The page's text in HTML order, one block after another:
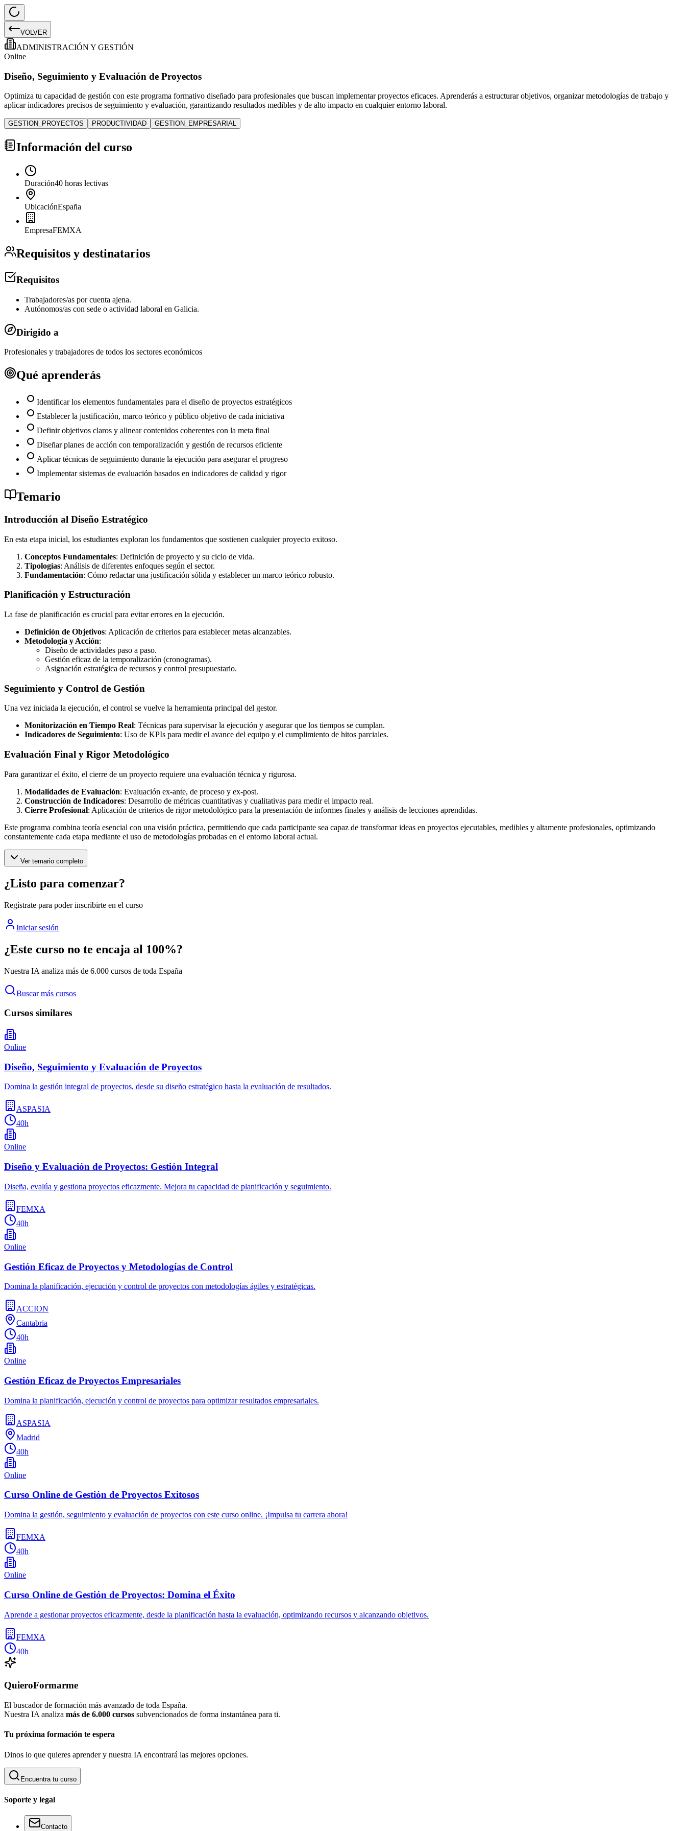
VOLVER
ADMINISTRACIÓN Y GESTIÓN
Online
Diseño, Seguimiento y Evaluación de Proyectos
Optimiza tu capacidad de gestión con este programa formativo diseñado para profesionales que buscan implementar proyectos eficaces. Aprenderás a estructurar objetivos, organizar metodologías de trabajo y
aplicar indicadores precisos de seguimiento y evaluación, garantizando resultados medibles y de alto impacto en cualquier entorno laboral.
GESTION_PROYECTOS PRODUCTIVIDAD GESTION_EMPRESARIAL
Información del curso
Duración40 horas lectivas
UbicaciónEspaña
EmpresaFEMXA
Requisitos y destinatarios
Requisitos
Trabajadores/as por cuenta ajena.
Autónomos/as con sede o actividad laboral en Galicia.
Dirigido a
Profesionales y trabajadores de todos los sectores económicos
Qué aprenderás
Identificar los elementos fundamentales para el diseño de proyectos estratégicos
Establecer la justificación, marco teórico y público objetivo de cada iniciativa
Definir objetivos claros y alinear contenidos coherentes con la meta final
Diseñar planes de acción con temporalización y gestión de recursos eficiente
Aplicar técnicas de seguimiento durante la ejecución para asegurar el progreso
Implementar sistemas de evaluación basados en indicadores de calidad y rigor
Temario
Introducción al Diseño Estratégico
En esta etapa inicial, los estudiantes exploran los fundamentos que sostienen cualquier proyecto exitoso.
Conceptos Fundamentales: Definición de proyecto y su ciclo de vida.
Tipologías: Análisis de diferentes enfoques según el sector.
Fundamentación: Cómo redactar una justificación sólida y establecer un marco teórico robusto.
Planificación y Estructuración
La fase de planificación es crucial para evitar errores en la ejecución.
Definición de Objetivos: Aplicación de criterios para establecer metas alcanzables.
Metodología y Acción:
Diseño de actividades paso a paso.
Gestión eficaz de la temporalización (cronogramas).
Asignación estratégica de recursos y control presupuestario.
Seguimiento y Control de Gestión
Una vez iniciada la ejecución, el control se vuelve la herramienta principal del gestor.
Monitorización en Tiempo Real: Técnicas para supervisar la ejecución y asegurar que los tiempos se cumplan.
Indicadores de Seguimiento: Uso de KPIs para medir el avance del equipo y el cumplimiento de hitos parciales.
Evaluación Final y Rigor Metodológico
Para garantizar el éxito, el cierre de un proyecto requiere una evaluación técnica y rigurosa.
Modalidades de Evaluación: Evaluación ex-ante, de proceso y ex-post.
Construcción de Indicadores: Desarrollo de métricas cuantitativas y cualitativas para medir el impacto real.
Cierre Profesional: Aplicación de criterios de rigor metodológico para la presentación de informes finales y análisis de lecciones aprendidas.
Este programa combina teoría esencial con una visión práctica, permitiendo que cada participante sea capaz de transformar ideas en proyectos ejecutables, medibles y altamente profesionales, optimizando
constantemente cada etapa mediante el uso de metodologías probadas en el entorno laboral actual.
Ver temario completo
¿Listo para comenzar?
Regístrate para poder inscribirte en el curso
Iniciar sesión
¿Este curso no te encaja al 100%?
Nuestra IA analiza más de 6.000 cursos de toda España
Buscar más cursos
Cursos similares
Online
Diseño, Seguimiento y Evaluación de Proyectos
Domina la gestión integral de proyectos, desde su diseño estratégico hasta la evaluación de resultados.
ASPASIA
40h
Online
Diseño y Evaluación de Proyectos: Gestión Integral
Diseña, evalúa y gestiona proyectos eficazmente. Mejora tu capacidad de planificación y seguimiento.
FEMXA
40h
Online
Gestión Eficaz de Proyectos y Metodologías de Control
Domina la planificación, ejecución y control de proyectos con metodologías ágiles y estratégicas.
ACCION
Cantabria
40h
Online
Gestión Eficaz de Proyectos Empresariales
Domina la planificación, ejecución y control de proyectos para optimizar resultados empresariales.
ASPASIA
Madrid
40h
Online
Curso Online de Gestión de Proyectos Exitosos
Domina la gestión, seguimiento y evaluación de proyectos con este curso online. ¡Impulsa tu carrera ahora!
FEMXA
40h
Online
Curso Online de Gestión de Proyectos: Domina el Éxito
Aprende a gestionar proyectos eficazmente, desde la planificación hasta la evaluación, optimizando recursos y alcanzando objetivos.
FEMXA
40h
QuieroFormarme
El buscador de formación más avanzado de toda España.
Nuestra IA analiza más de 6.000 cursos subvencionados de forma instantánea para ti.
Tu próxima formación te espera
Dinos lo que quieres aprender y nuestra IA encontrará las mejores opciones.
Encuentra tu curso
Soporte y legal
Contacto